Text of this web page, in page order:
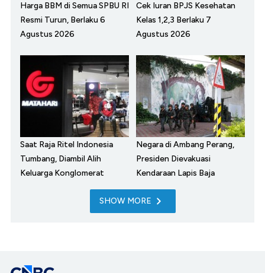
Harga BBM di Semua SPBU RI
Resmi Turun, Berlaku 6
Agustus 2026
Cek Iuran BPJS Kesehatan
Kelas 1,2,3 Berlaku 7
Agustus 2026
Saat Raja Ritel Indonesia
Tumbang, Diambil Alih
Keluarga Konglomerat
Negara di Ambang Perang,
Presiden Dievakuasi
Kendaraan Lapis Baja
SHOW MORE